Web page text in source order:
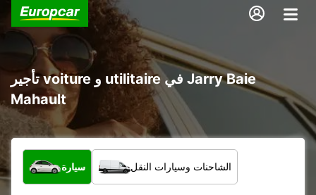
تأجير voiture و utilitaire في Jarry Baie
Mahault
ما نوع المركبة؟
سيارة الشاحنات وسيارات النقل